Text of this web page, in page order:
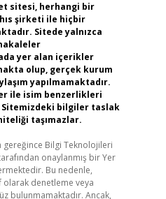
sitesi, herhangi bir
şirketi ile hiçbir
Sitede yalnızca
yer alan içerikler
olup, gerçek kurum
yapılmamaktadır.
ile isim benzerlikleri
bilgiler taslak
taşımazlar.
gereğince Bilgi Teknolojileri
onaylanmış bir Yer
Bu nedenle,
denetleme veya
bulunmamaktadır. Ancak,